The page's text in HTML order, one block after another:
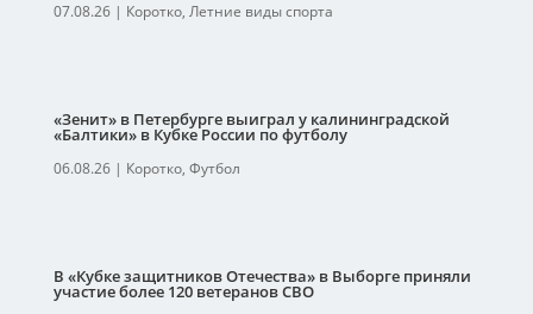
07.08.26| Коротко, Летние виды спорта
«Зенит» в Петербурге выиграл у калининградской
«Балтики» в Кубке России по футболу
06.08.26| Коротко, Футбол
В «Кубке защитников Отечества» в Выборге приняли
участие более 120 ветеранов СВО